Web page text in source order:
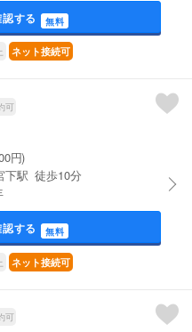
する 無料
ネット接続可
可
円)
下駅 徒歩10分
する 無料
ネット接続可
可